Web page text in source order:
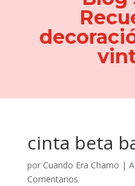
cinta beta
por Cuando Era Chamo |
Comentarios